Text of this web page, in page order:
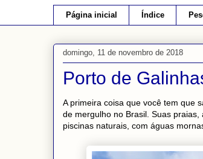
Página inicial Índice
domingo, 11 de novembro de 2018
Porto de
A primeira coisa que você tem que
de mergulho no Brasil. Suas
piscinas naturais, com águas